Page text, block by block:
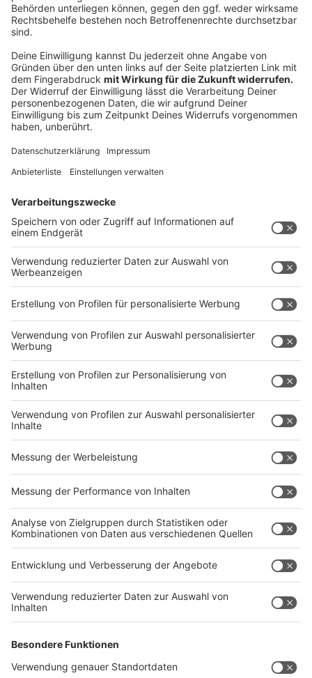
Flohkamm (hier klicken*)
Zecken- und Flohschutz
Anzeige
Notfallausrüstung
Anzeige
Fieberthermometer
Taschenlampe
Kühlkompressen
Maulschlaufe
Anzeige
©Vasyl | AdobeStock_383268223
Urlaub mit Hund
Anzeige
Fazit: Mit der richtigen Hunde-
Reiseapotheke entspannt in den Urlaub
Anzeige
gehört zu jedemUrlaub mit Hunddazu. Sie hilft euch
dabei, kleinere Verletzungen und gesundheitliche
Probleme schnell zu versorgen und sorgt für mehr
Sicherheit unterwegs. Je besser ihr vorbereitet seid,
desto entspannter könnt ihr eurenUrlaubgemeinsam
genießen.
Nehmt euch vor jeder
Hunde-Reiseapotheke
zu überprüfen, fehlende